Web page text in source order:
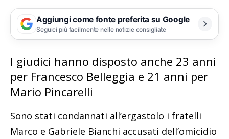
Aggiungi come fonte preferita su Google
Seguici più facilmente nelle notizie consigliate
I giudici hanno disposto anche 23 anni
per Francesco Belleggia e 21 anni per
Mario Pincarelli
Sono stati condannati all’ergastolo i fratelli
Marco e Gabriele Bianchi accusati dell’omicidio